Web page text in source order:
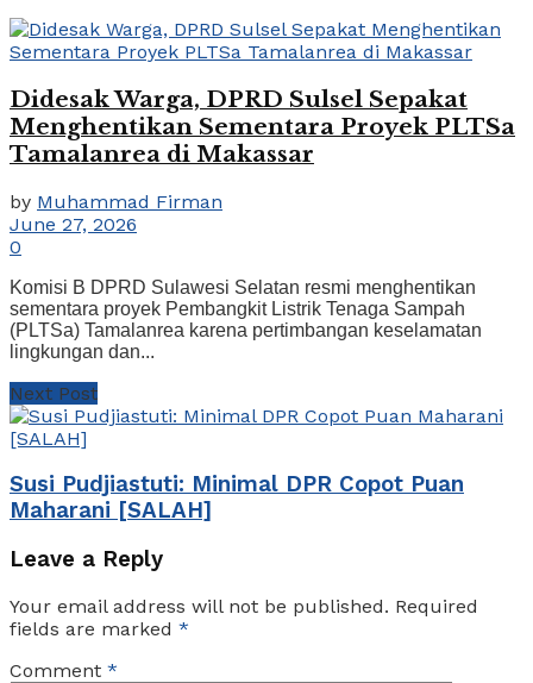
Didesak Warga, DPRD Sulsel Sepakat
Menghentikan Sementara Proyek PLTSa
Tamalanrea di Makassar
by Muhammad Firman
June 27, 2026
0
Komisi B DPRD Sulawesi Selatan resmi menghentikan
sementara proyek Pembangkit Listrik Tenaga Sampah
(PLTSa) Tamalanrea karena pertimbangan keselamatan
lingkungan dan...
Next Post
Susi Pudjiastuti: Minimal DPR Copot Puan
Maharani [SALAH]
Leave a Reply
Your email address will not be published. Required
fields are marked *
Comment *